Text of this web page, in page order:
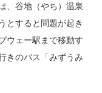
、谷地（やち）温泉
とすると問題が起き
ウェー駅まで移動す
きのバス「みずうみ